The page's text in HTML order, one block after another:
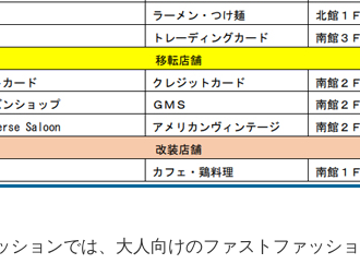
ョンでは、大人向けのファストファッショ